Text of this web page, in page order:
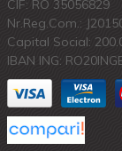
CIF: RO 35056829
Nr.Reg.Com.:
Capital Social:
IBAN ING: